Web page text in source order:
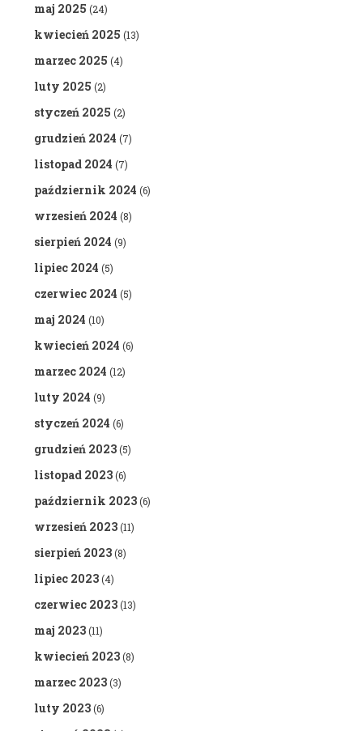
maj 2025 (24)
kwiecień 2025 (13)
marzec 2025 (4)
luty 2025 (2)
styczeń 2025 (2)
grudzień 2024 (7)
listopad 2024 (7)
październik 2024 (6)
wrzesień 2024 (8)
sierpień 2024 (9)
lipiec 2024 (5)
czerwiec 2024 (5)
maj 2024 (10)
kwiecień 2024 (6)
marzec 2024 (12)
luty 2024 (9)
styczeń 2024 (6)
grudzień 2023(5)
listopad 2023(6)
październik 2023(6)
wrzesień 2023(11)
sierpień 2023(8)
lipiec 2023(4)
czerwiec 2023(13)
maj 2023(11)
kwiecień 2023(8)
marzec 2023(3)
luty 2023(6)